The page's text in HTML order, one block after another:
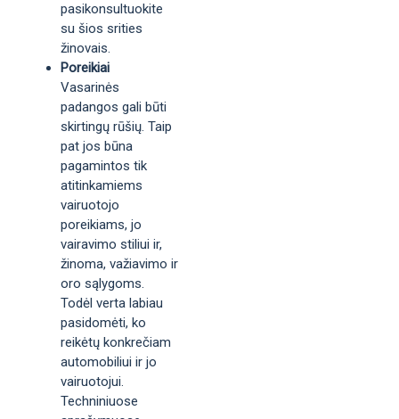
pasikonsultuokite
su šios srities
žinovais.
Poreikiai
Vasarinės
padangos gali būti
skirtingų rūšių. Taip
pat jos būna
pagamintos tik
atitinkamiems
vairuotojo
poreikiams, jo
vairavimo stiliui ir,
žinoma, važiavimo ir
oro sąlygoms.
Todėl verta labiau
pasidomėti, ko
reikėtų konkrečiam
automobiliui ir jo
vairuotojui.
Techniniuose